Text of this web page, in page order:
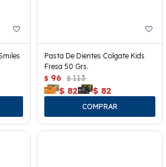
Pasta De Dientes Colgate Kids
Fresa 50 Grs.
$ 96 $ 113
$ 82 $ 82